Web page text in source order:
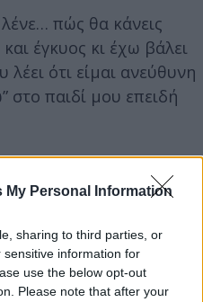
My Personal Information
sharing to third parties, or
information for
use the below opt-out
Please note that after your
πώς θα κάνεις
έγκυος κι έχω βάλει
ότι είμαι ανεύθυνη
στο παιδί μου επειδή